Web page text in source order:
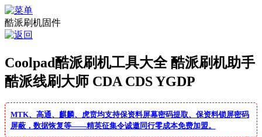
酷派刷机固件
Coolpad酷派刷机工具大全 酷派刷机助手
酷派线刷大师 CDA CDS YGDP
MTK、高通、麒麟、虎贲均支持保资料屏幕密码提取、保资料锁屏密码
屏蔽，数据恢复等——精英征集令诚邀同行零成本免费加盟。